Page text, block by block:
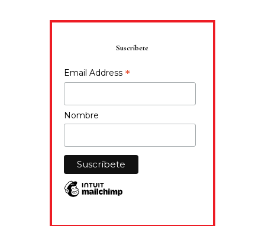
Suscríbete
Email Address *
Nombre